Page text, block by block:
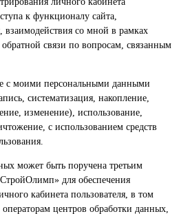
к функционалу сайта,
взаимодействия со мной в рамках
связи по вопросам, связанным
с моими персональными данными
систематизация, накопление,
изменение), использование,
с использованием средств
может быть поручена третьим
для обеспечения
кабинета пользователя, в том
центров обработки данных,